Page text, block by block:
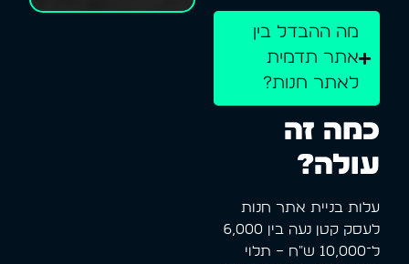
מה ההבדל בין
אתר תדמית
לאתר חנות?
כמה זה
עולה?
עלות בניית אתר חנות
לעסק קטן נעה בין 6,000
ל־10,000 ש"ח – תלוי